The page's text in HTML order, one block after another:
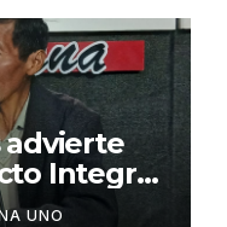
advierte
Integral
para
UNO